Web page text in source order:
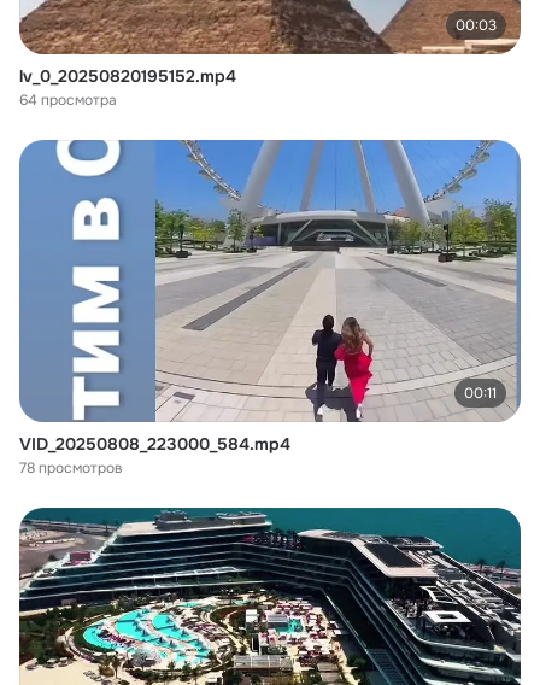
00:03
lv_0_20250820195152.mp4
64 просмотра
00:11
VID_20250808_223000_584.mp4
78 просмотров